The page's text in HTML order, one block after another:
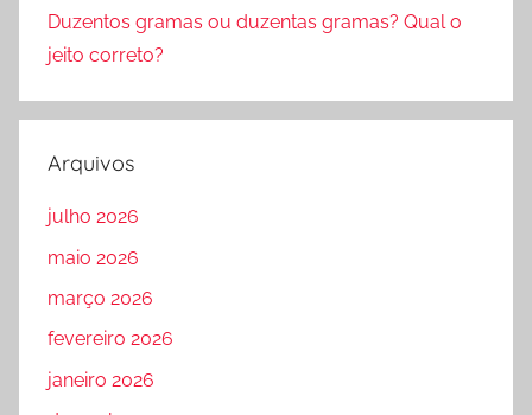
Duzentos gramas ou duzentas gramas? Qual o
jeito correto?
Arquivos
julho 2026
maio 2026
março 2026
fevereiro 2026
janeiro 2026